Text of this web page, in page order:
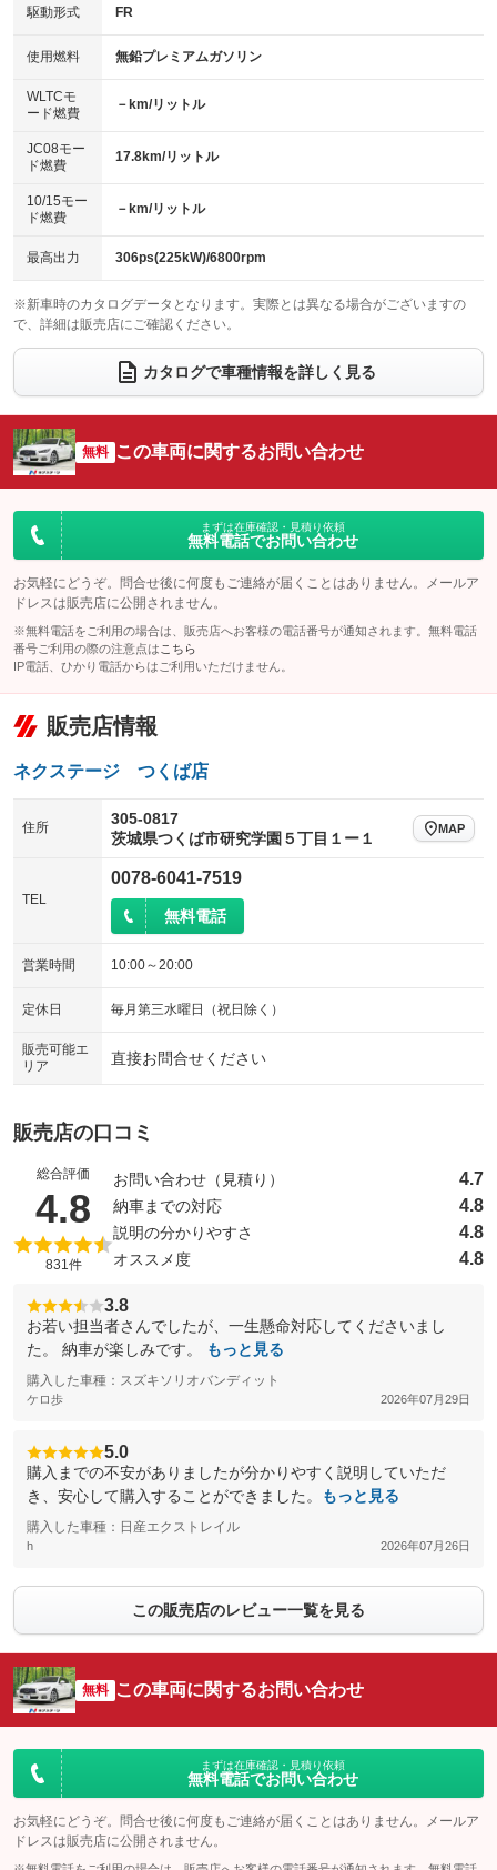
USB入力端子
：装備あり
100V電源
：装備なし
センターデフロック
：装備なし
電動格納ミラー
：装備あり
HID(キセノンライト)
バックカメラ
エアロ
：装備なし
ローダウン
：装備なし
ベンチシート
：装備なし
チップアップシート
：装備なし
電動格納サードシート
：装備なし シートヒーター
：装備あり
ウォークスルー
電動リアゲート フロントカメラ
：装備あり
シートエアコン
：装備なし 全周囲カメラ
：装備あり
サイドカメラ
：装備あり ルーフレール
：装備なし
エアサスペンション ヘッドライトウォッシャー
駆動形式 FR
使用燃料 無鉛プレミアムガソリン
WLTCモ
ード燃費
－km/リットル
JC08モー
ド燃費
17.8km/リットル
10/15モー
ド燃費
－km/リットル
最高出力 306ps(225kW)/6800rpm
※新車時のカタログデータとなります。実際とは異なる場合がございますの
で、詳細は販売店にご確認ください。
カタログで車種情報を詳しく見る
無料 この車両に関するお問い合わせ
まずは在庫確認・見積り依頼
無料電話でお問い合わせ
お気軽にどうぞ。問合せ後に何度もご連絡が届くことはありません。メールア
ドレスは販売店に公開されません。
※無料電話をご利用の場合は、販売店へお客様の電話番号が通知されます。無料電話
番号ご利用の際の注意点は こちら
IP電話、ひかり電話からはご利用いただけません。
販売店情報
ネクステージ つくば店
住所
305-0817
茨城県つくば市研究学園５丁目１ー１
MAP
TEL
0078-6041-7519
無料電話
営業時間 10:00～20:00
定休日 毎月第三水曜日（祝日除く）
販売可能エ
リア
直接お問合せください
販売店の口コミ
総合評価
4.8 （5点満点中）
831件
お問い合わせ（見積り） 4.7
納車までの対応 4.8
説明の分かりやすさ 4.8
オススメ度 4.8
3.8
お若い担当者さんでしたが、一生懸命対応してくださいまし
た。 納車が楽しみです。
もっと見る
購入した車種：スズキソリオバンディット
ケロ歩 2026年07月29日
5.0
購入までの不安がありましたが分かりやすく説明していただ
き、安心して購入することができました。
もっと見る
購入した車種：日産エクストレイル
h 2026年07月26日
この販売店のレビュー一覧を見る
無料 この車両に関するお問い合わせ
まずは在庫確認・見積り依頼
無料電話でお問い合わせ
お気軽にどうぞ。問合せ後に何度もご連絡が届くことはありません。メールア
ドレスは販売店に公開されません。